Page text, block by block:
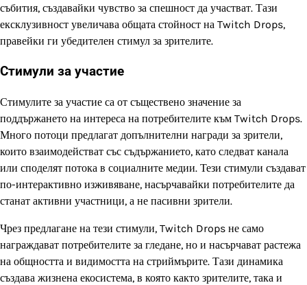
събития, създавайки чувство за спешност да участват. Тази
ексклузивност увеличава общата стойност на Twitch Drops,
правейки ги убедителен стимул за зрителите.
Стимули за участие
Стимулите за участие са от съществено значение за
поддържането на интереса на потребителите към Twitch Drops.
Много потоци предлагат допълнителни награди за зрители,
които взаимодействат със съдържанието, като следват канала
или споделят потока в социалните медии. Тези стимули създават
по-интерактивно изживяване, насърчавайки потребителите да
станат активни участници, а не пасивни зрители.
Чрез предлагане на тези стимули, Twitch Drops не само
награждават потребителите за гледане, но и насърчават растежа
на общността и видимостта на стриймърите. Тази динамика
създава жизнена екосистема, в която както зрителите, така и